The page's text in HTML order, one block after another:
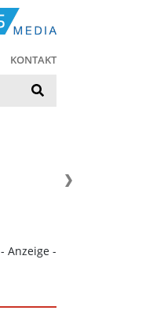
KONTAKT
- Anzeige -